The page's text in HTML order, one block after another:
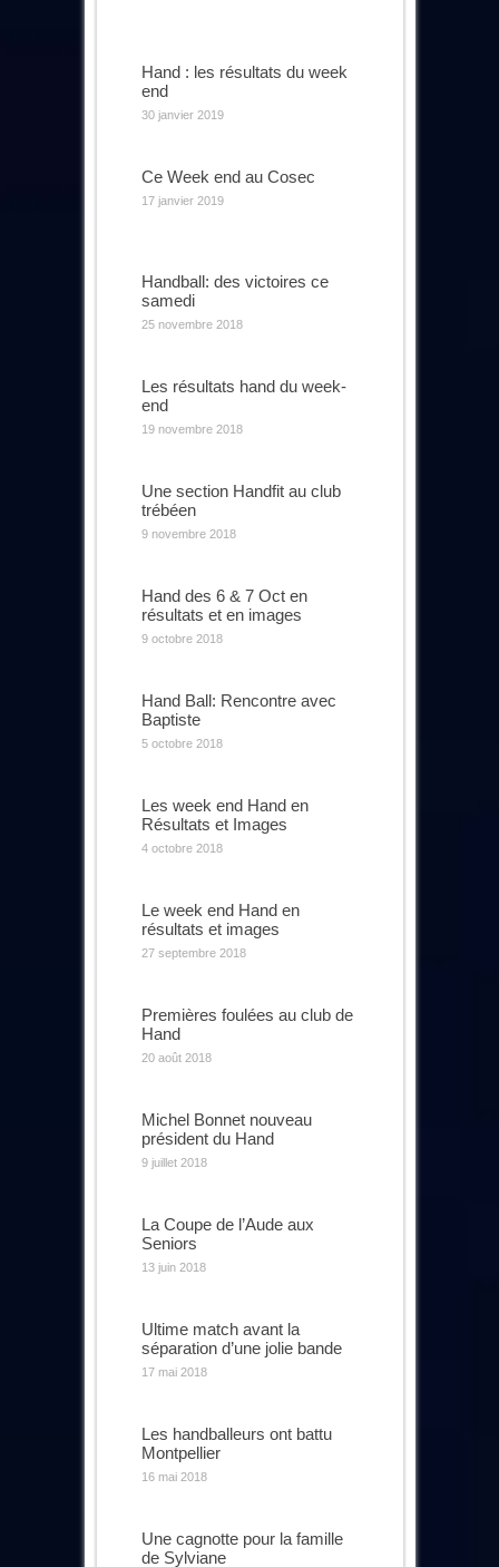
Hand : les résultats du week
end
30 janvier 2019
Ce Week end au Cosec
17 janvier 2019
Handball: des victoires ce
samedi
25 novembre 2018
Les résultats hand du week-
end
19 novembre 2018
Une section Handfit au club
trébéen
9 novembre 2018
Hand des 6 & 7 Oct en
résultats et en images
9 octobre 2018
Hand Ball: Rencontre avec
Baptiste
5 octobre 2018
Les week end Hand en
Résultats et Images
4 octobre 2018
Le week end Hand en
résultats et images
27 septembre 2018
Premières foulées au club de
Hand
20 août 2018
Michel Bonnet nouveau
président du Hand
9 juillet 2018
La Coupe de l’Aude aux
Seniors
13 juin 2018
Ultime match avant la
séparation d’une jolie bande
17 mai 2018
Les handballeurs ont battu
Montpellier
16 mai 2018
Une cagnotte pour la famille
de Sylviane